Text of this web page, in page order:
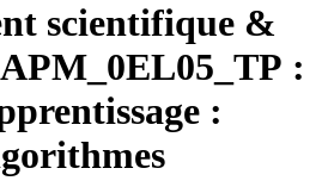
scientifique &
APM_0EL05_TP :
: